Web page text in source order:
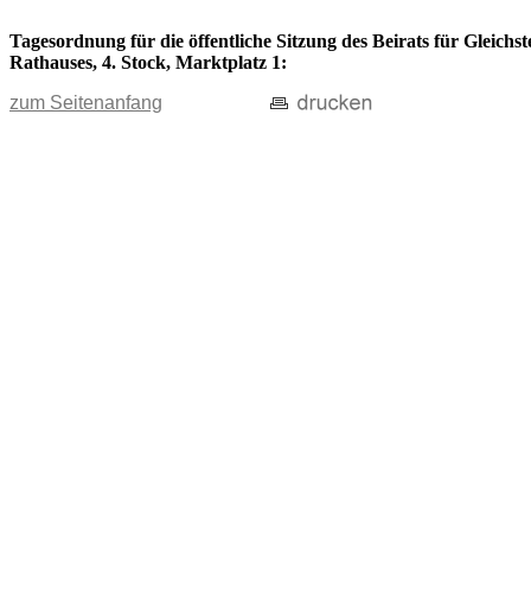
Tagesordnung für die öffentliche Sitzung des Beirats für
Rathauses, 4. Stock, Marktplatz 1:
zum Seitenanfang